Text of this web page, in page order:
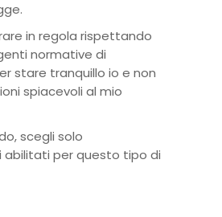
in regola rispettando
normative di
stare tranquillo io e non
spiacevoli al mio
scegli solo
abilitati per questo tipo di